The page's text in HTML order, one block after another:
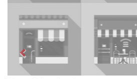
Urnietako Udala
Urnieta - Udaletxeak
Previous